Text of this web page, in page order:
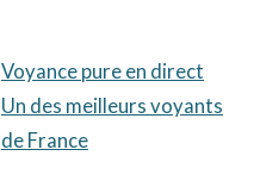
Voyance pure en direct
Un des meilleurs voyants
de France